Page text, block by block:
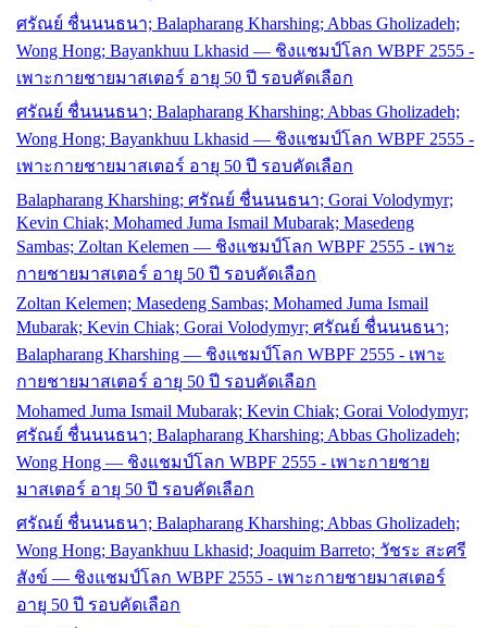
ศรัณย์ ชื่นนนธนา; Balapharang Kharshing; Abbas Gholizadeh;
Wong Hong; Bayankhuu Lkhasid — ชิงแชมป์โลก WBPF 2555 -
เพาะกายชายมาสเตอร์ อายุ 50 ปี รอบคัดเลือก
ศรัณย์ ชื่นนนธนา; Balapharang Kharshing; Abbas Gholizadeh;
Wong Hong; Bayankhuu Lkhasid — ชิงแชมป์โลก WBPF 2555 -
เพาะกายชายมาสเตอร์ อายุ 50 ปี รอบคัดเลือก
Balapharang Kharshing; ศรัณย์ ชื่นนนธนา; Gorai Volodymyr;
Kevin Chiak; Mohamed Juma Ismail Mubarak; Masedeng
Sambas; Zoltan Kelemen — ชิงแชมป์โลก WBPF 2555 - เพาะ
กายชายมาสเตอร์ อายุ 50 ปี รอบคัดเลือก
Zoltan Kelemen; Masedeng Sambas; Mohamed Juma Ismail
Mubarak; Kevin Chiak; Gorai Volodymyr; ศรัณย์ ชื่นนนธนา;
Balapharang Kharshing — ชิงแชมป์โลก WBPF 2555 - เพาะ
กายชายมาสเตอร์ อายุ 50 ปี รอบคัดเลือก
Mohamed Juma Ismail Mubarak; Kevin Chiak; Gorai Volodymyr;
ศรัณย์ ชื่นนนธนา; Balapharang Kharshing; Abbas Gholizadeh;
Wong Hong — ชิงแชมป์โลก WBPF 2555 - เพาะกายชาย
มาสเตอร์ อายุ 50 ปี รอบคัดเลือก
ศรัณย์ ชื่นนนธนา; Balapharang Kharshing; Abbas Gholizadeh;
Wong Hong; Bayankhuu Lkhasid; Joaquim Barreto; วัชระ สะศรี
สังข์ — ชิงแชมป์โลก WBPF 2555 - เพาะกายชายมาสเตอร์
อายุ 50 ปี รอบคัดเลือก